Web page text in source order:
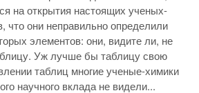
на открытия настоящих ученых-
что они неправильно определили
элементов: они, видите ли, не
Уж лучше бы таблицу свою
таблиц многие ученые-химики
научного вклада не видели...